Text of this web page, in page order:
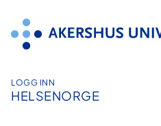
innhold
LOGG INN
HELSENORGE